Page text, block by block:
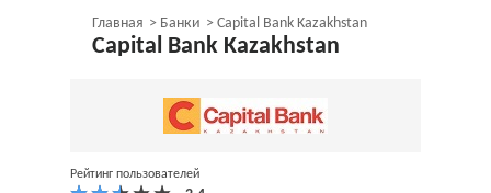
Главная Банки Capital Bank Kazakhstan
Capital Bank Kazakhstan
Рейтинг пользователей